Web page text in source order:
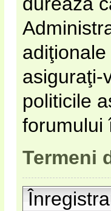
asiguraţi-
politicile
forumului
Termeni